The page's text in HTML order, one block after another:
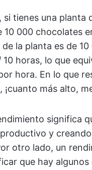
si tienes una planta
10 000 chocolates
la planta es de 10
horas, lo que
hora. En lo que
¡cuanto más alto,
significa
y
otro lado, un
que hay algunos